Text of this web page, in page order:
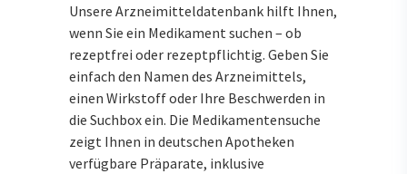
Unsere Arzneimitteldatenbank hilft Ihnen,
wenn Sie ein Medikament suchen – ob
rezeptfrei oder rezeptpflichtig. Geben Sie
einfach den Namen des Arzneimittels,
einen Wirkstoff oder Ihre Beschwerden in
die Suchbox ein. Die Medikamentensuche
zeigt Ihnen in deutschen Apotheken
verfügbare Präparate, inklusive